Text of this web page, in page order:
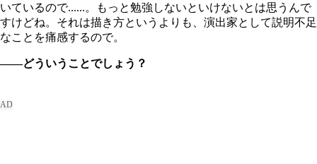
いているので......。もっと勉強しないといけないとは思うんで
すけどね。それは描き方というよりも、演出家として説明不足
なことを痛感するので。
――どういうことでしょう？